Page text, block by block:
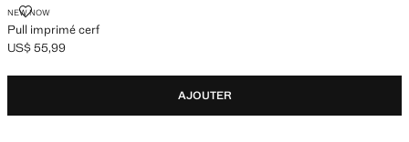
NEW NOW
Pull imprimé cerf
PULL IMPRIMÉ CERF
Prix actuel [US$ 55,99 ]
US$ 55,99
AJOUTER